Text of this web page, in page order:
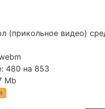
(прикольное видео)
480 на 853
Mb